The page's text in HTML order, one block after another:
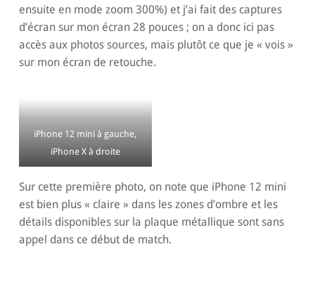
ensuite en mode zoom 300%) et j’ai fait des captures
d’écran sur mon écran 28 pouces ; on a donc ici pas
accès aux photos sources, mais plutôt ce que je « vois »
sur mon écran de retouche.
iPhone 12 mini à gauche,
iPhone X à droite
Sur cette première photo, on note que iPhone 12 mini
est bien plus « claire » dans les zones d’ombre et les
détails disponibles sur la plaque métallique sont sans
appel dans ce début de match.